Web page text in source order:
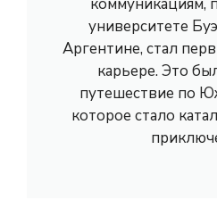
университете
Аргентине, стал
карьере. Это
путешествие по
которое стало